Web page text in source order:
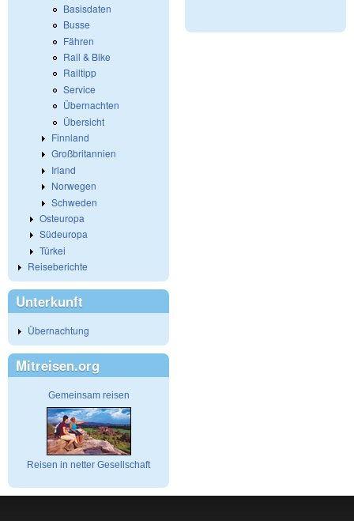
Basisdaten
Busse
Fähren
Rail & Bike
Railtipp
Service
Übernachten
Übersicht
Finnland
Großbritannien
Irland
Norwegen
Schweden
Osteuropa
Südeuropa
Türkei
Reiseberichte
Unterkunft
Übernachtung
Mitreisen.org
Gemeinsam reisen
Reisen in netter Gesellschaft